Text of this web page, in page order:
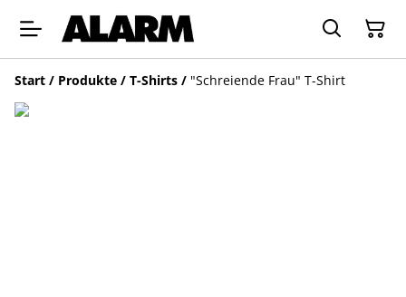
Start / Produkte / T-Shirts / "Schreiende Frau" T-Shirt